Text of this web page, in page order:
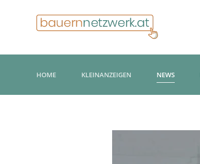
HOME KLEINANZEIGEN NEWS